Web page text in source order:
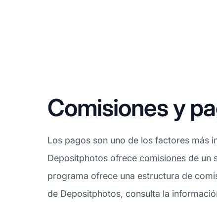
Comisiones y
Los pagos son uno de los factores más
Depositphotos ofrece comisiones de un
programa ofrece una estructura de
de Depositphotos, consulta la